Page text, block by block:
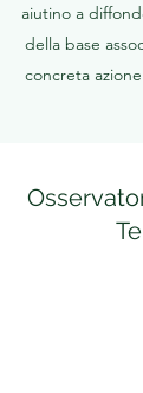
aiutino a
della base
concreta